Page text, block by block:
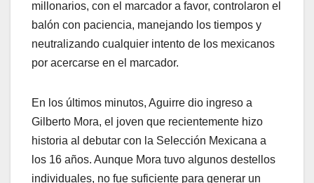
millonarios, con el marcador a favor, controlaron el
balón con paciencia, manejando los tiempos y
neutralizando cualquier intento de los mexicanos
por acercarse en el marcador.
En los últimos minutos, Aguirre dio ingreso a
Gilberto Mora, el joven que recientemente hizo
historia al debutar con la Selección Mexicana a
los 16 años. Aunque Mora tuvo algunos destellos
individuales, no fue suficiente para generar un